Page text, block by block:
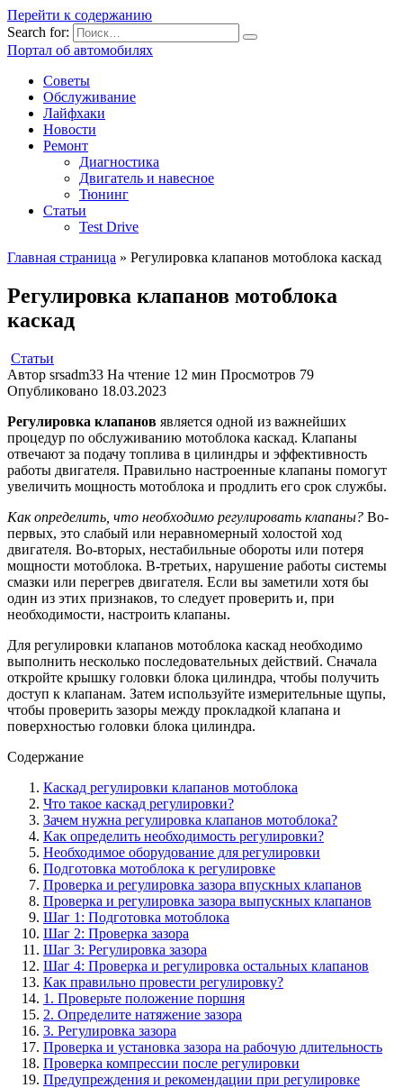
Перейти к содержанию
Search for:
Портал об автомобилях
Советы
Обслуживание
Лайфхаки
Новости
Ремонт
Диагностика
Двигатель и навесное
Тюнинг
Статьи
Test Drive
Главная страница » Регулировка клапанов мотоблока каскад
Регулировка клапанов мотоблока
каскад
Статьи
Автор srsadm33 На чтение 12 мин Просмотров 79
Опубликовано 18.03.2023
Регулировка клапанов является одной из важнейших
процедур по обслуживанию мотоблока каскад. Клапаны
отвечают за подачу топлива в цилиндры и эффективность
работы двигателя. Правильно настроенные клапаны помогут
увеличить мощность мотоблока и продлить его срок службы.
Как определить, что необходимо регулировать клапаны? Во-
первых, это слабый или неравномерный холостой ход
двигателя. Во-вторых, нестабильные обороты или потеря
мощности мотоблока. В-третьих, нарушение работы системы
смазки или перегрев двигателя. Если вы заметили хотя бы
один из этих признаков, то следует проверить и, при
необходимости, настроить клапаны.
Для регулировки клапанов мотоблока каскад необходимо
выполнить несколько последовательных действий. Сначала
откройте крышку головки блока цилиндра, чтобы получить
доступ к клапанам. Затем используйте измерительные щупы,
чтобы проверить зазоры между прокладкой клапана и
поверхностью головки блока цилиндра.
Содержание
Каскад регулировки клапанов мотоблока
Что такое каскад регулировки?
Зачем нужна регулировка клапанов мотоблока?
Как определить необходимость регулировки?
Необходимое оборудование для регулировки
Подготовка мотоблока к регулировке
Проверка и регулировка зазора впускных клапанов
Проверка и регулировка зазора выпускных клапанов
Шаг 1: Подготовка мотоблока
Шаг 2: Проверка зазора
Шаг 3: Регулировка зазора
Шаг 4: Проверка и регулировка остальных клапанов
Как правильно провести регулировку?
1. Проверьте положение поршня
2. Определите натяжение зазора
3. Регулировка зазора
Проверка и установка зазора на рабочую длительность
Проверка компрессии после регулировки
Предупреждения и рекомендации при регулировке